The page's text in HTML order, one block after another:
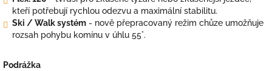
kteří potřebují rychlou odezvu a maximální stabilitu.
Ski / Walk systém - nově přepracovaný režim chůze umožňuje
rozsah pohybu komínu v úhlu 55°.
Podrážka